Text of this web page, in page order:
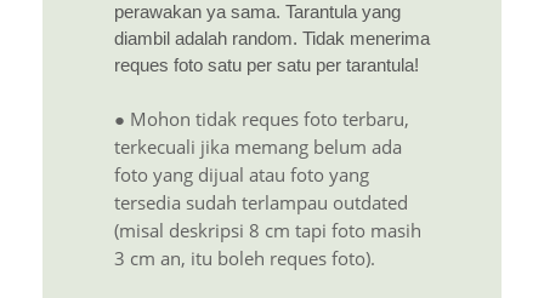
perawakan ya sama. Tarantula yang
diambil adalah random. Tidak menerima
reques foto satu per satu per tarantula!
● Mohon tidak reques foto terbaru,
terkecuali jika memang belum ada
foto yang dijual atau foto yang
tersedia sudah terlampau outdated
(misal deskripsi 8 cm tapi foto masih
3 cm an, itu boleh reques foto).